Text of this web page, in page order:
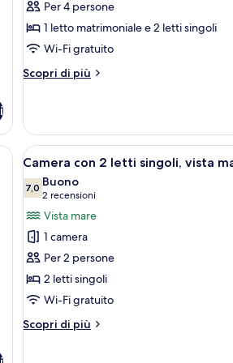
(2
adults)
le
foto
per
Camera
adults
+
2
children)
Per 4 persone
1 letto matrimoniale e 2 letti singoli
Wi-Fi gratuito
Scopri di più
Altri
quadrupla
(2
adults
2
children)
una testiera in legno, un comodino e una
Apri
tutte
le
foto
per
Camera
con
2
letti
singoli,
Un
7
Camera con 2 letti singoli, vista
7,07,0 su 10
Buono
2 recensioni
(2
recensioni)
Vista mare
1 camera
Per 2 persone
2 letti singoli
Wi-Fi gratuito
Scopri di più
Altri